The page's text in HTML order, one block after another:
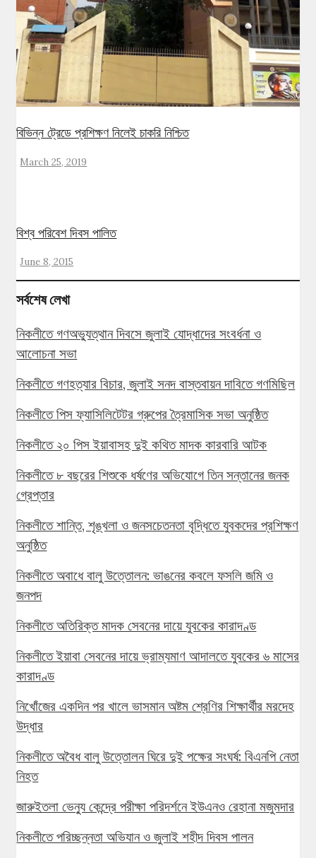
বিভিন্ন ট্রেডে প্রশিক্ষণ নিলেই চাকরি নিশ্চিত
March 25, 2019
বিশ্ব পরিবেশ দিবস পালিত
June 8, 2015
সর্বশেষ লেখা
নিকলীতে গণঅভ্যুত্থান দিবসে জুলাই যোদ্ধাদের সংবর্ধনা ও
আলোচনা সভা
নিকলীতে গণহত্যার বিচার, জুলাই সনদ বাস্তবায়ন দাবিতে গণমিছিল
নিকলীতে পিস ফ্যাসিলিটেটর গ্রুপের ত্রৈমাসিক সভা অনুষ্ঠিত
নিকলীতে ২০ পিস ইয়াবাসহ দুই কথিত মাদক কারবারি আটক
নিকলীতে ৮ বছরের শিশুকে ধর্ষণের অভিযোগে তিন সন্তানের জনক
গ্রেপ্তার
নিকলীতে শান্তি, শৃঙ্খলা ও জনসচেতনতা বৃদ্ধিতে যুবকদের প্রশিক্ষণ
অনুষ্ঠিত
নিকলীতে অবাধে বালু উত্তোলন: ভাঙনের কবলে ফসলি জমি ও
জনপদ
নিকলীতে অতিরিক্ত মাদক সেবনের দায়ে যুবকের কারাদণ্ড
নিকলীতে ইয়াবা সেবনের দায়ে ভ্রাম্যমাণ আদালতে যুবকের ৬ মাসের
কারাদণ্ড
নিখোঁজের একদিন পর খালে ভাসমান অষ্টম শ্রেণির শিক্ষার্থীর মরদেহ
উদ্ধার
নিকলীতে অবৈধ বালু উত্তোলন ঘিরে দুই পক্ষের সংঘর্ষ: বিএনপি নেতা
নিহত
জারুইতলা ভেন্যু কেন্দ্রে পরীক্ষা পরিদর্শনে ইউএনও রেহানা মজুমদার
নিকলীতে পরিচ্ছন্নতা অভিযান ও জুলাই শহীদ দিবস পালন